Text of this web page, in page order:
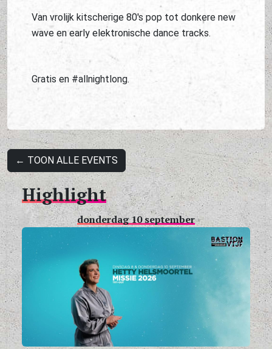
Van vrolijk kitscherige 80's pop tot donkere new
wave en early elektronische dance tracks.
Gratis en #allnightlong.
← TOON ALLE EVENTS
Highlight
donderdag 10 september